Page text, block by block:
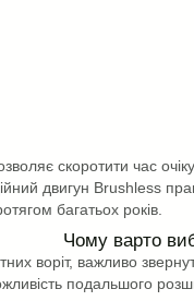
скоротити час
двигун Brushless
багатьох років.
Чому варто
воріт, важливо
подальшого